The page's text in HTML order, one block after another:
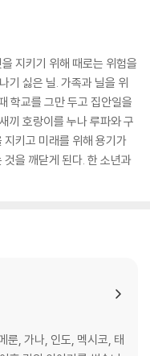
지키기 위해 때로는 위험을
기 싫은 닐. 가족과 닐을 위
학교를 그만 두고 집안일을
끼 호랑이를 누나 루파와 구
키고 미래를 위해 용기가
을 깨닫게 된다. 한 소년과
룬, 가나, 인도, 멕시코, 태